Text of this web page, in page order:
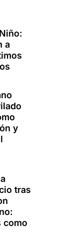
a
y
tras
como